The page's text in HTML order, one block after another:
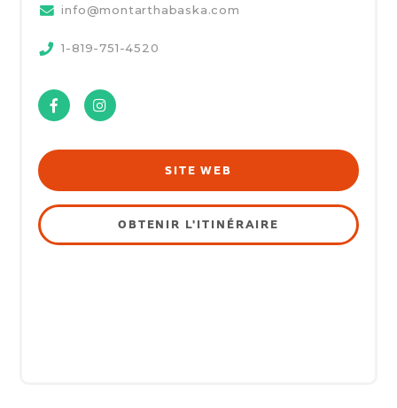
info@montarthabaska.com
1-819-751-4520
FacebookInstagram
SITE WEB
OBTENIR L'ITINÉRAIRE